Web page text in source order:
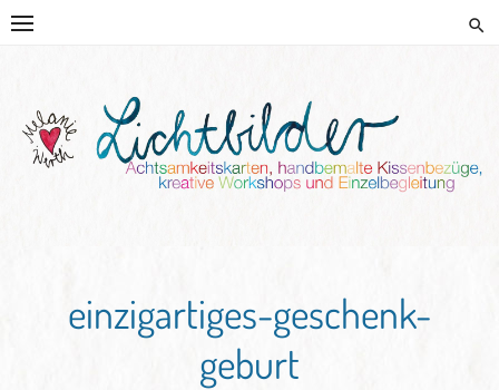
Skip
HANDGEMALTE KISSEN UND
KREATIVE BEGLEITUNG
einzigartiges-geschenk-
geburt